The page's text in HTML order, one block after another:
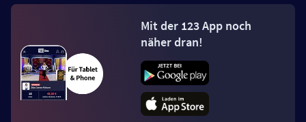
Mit der 123 App noch
näher dran!